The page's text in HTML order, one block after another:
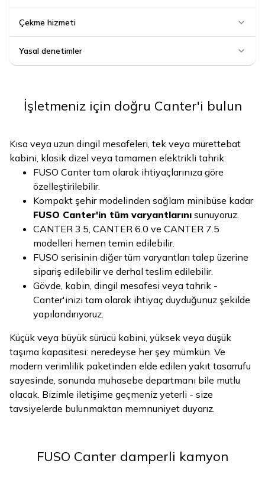
Çekme hizmeti
Yasal denetimler
İşletmeniz için doğru Canter'i bulun
Kısa veya uzun dingil mesafeleri, tek veya mürettebat
kabini, klasik dizel veya tamamen elektrikli tahrik:
FUSO Canter tam olarak ihtiyaçlarınıza göre
özelleştirilebilir.
Kompakt şehir modelinden sağlam minibüse kadar
FUSO Canter'in tüm varyantlarını sunuyoruz.
CANTER 3.5, CANTER 6.0 ve CANTER 7.5
modelleri hemen temin edilebilir.
FUSO serisinin diğer tüm varyantları talep üzerine
sipariş edilebilir ve derhal teslim edilebilir.
Gövde, kabin, dingil mesafesi veya tahrik -
Canter'inizi tam olarak ihtiyaç duyduğunuz şekilde
yapılandırıyoruz.
Küçük veya büyük sürücü kabini, yüksek veya düşük
taşıma kapasitesi: neredeyse her şey mümkün. Ve
modern verimlilik paketinden elde edilen yakıt tasarrufu
sayesinde, sonunda muhasebe departmanı bile mutlu
olacak. Bizimle iletişime geçmeniz yeterli - size
tavsiyelerde bulunmaktan memnuniyet duyarız.
FUSO Canter damperli kamyon